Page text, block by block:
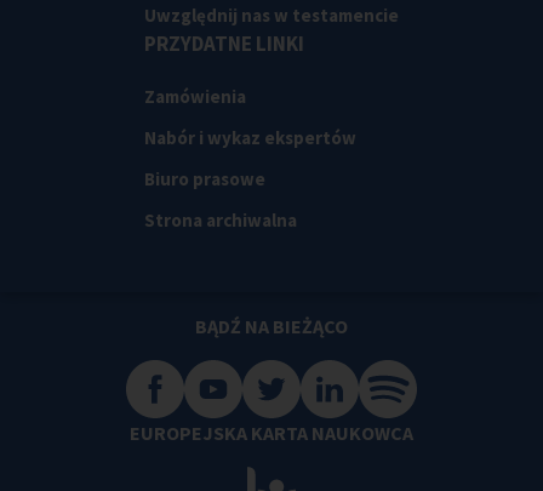
Uwzględnij nas w testamencie
PRZYDATNE LINKI
Zamówienia
Nabór i wykaz ekspertów
Biuro prasowe
Strona archiwalna
BĄDŹ NA BIEŻĄCO
EUROPEJSKA KARTA NAUKOWCA